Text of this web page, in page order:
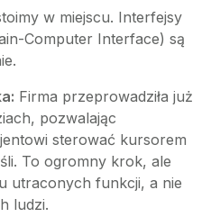
w miejscu. Interfejsy
Computer Interface) są
Firma przeprowadziła już
pozwalając
sterować kursorem
To ogromny krok, ale
utraconych funkcji, a nie
ludzi.